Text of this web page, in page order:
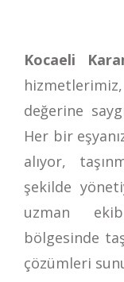
Kocaeli
hizmetlerimiz,
değerine
Her bir
alıyor,
şekilde
uzman
bölgesinde
çözümleri